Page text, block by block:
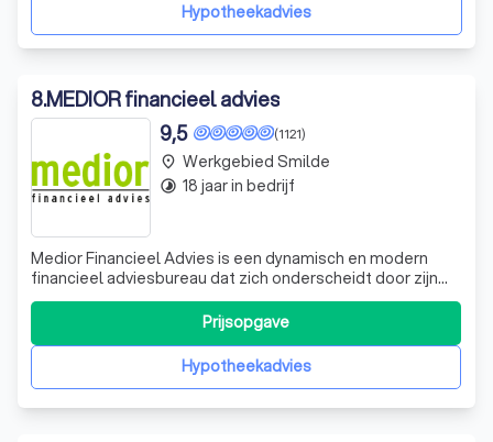
Hypotheekadvies
8.MEDIOR financieel advies
(1121)
9,5
Medior Financieel Advies is een dynamisch en modern
financieel adviesbureau dat zich onderscheidt door zijn
expertise en persoonlijke benadering. Wij zijn
gespecialiseerd in het verstrekken van onafhankelijk
financieel advies aan zowel particulieren als ondernemers
in het midden- en kleinbedrijf. On
Hypotheekadvies
Prijsopgave
place Werkgebied Smilde
timelapse 18 jaar in bedrijf